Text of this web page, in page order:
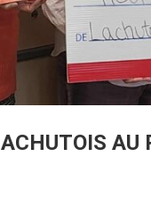
AU